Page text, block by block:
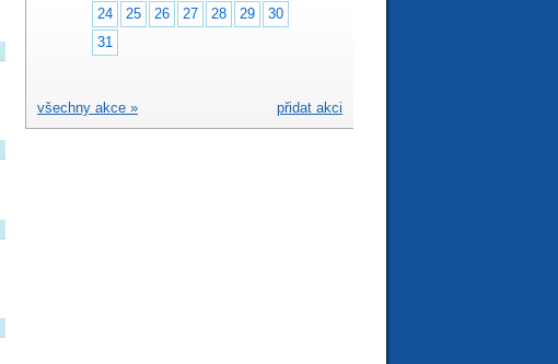
24
25 26 27 28 29
30
31
přidat akci
všechny akce »